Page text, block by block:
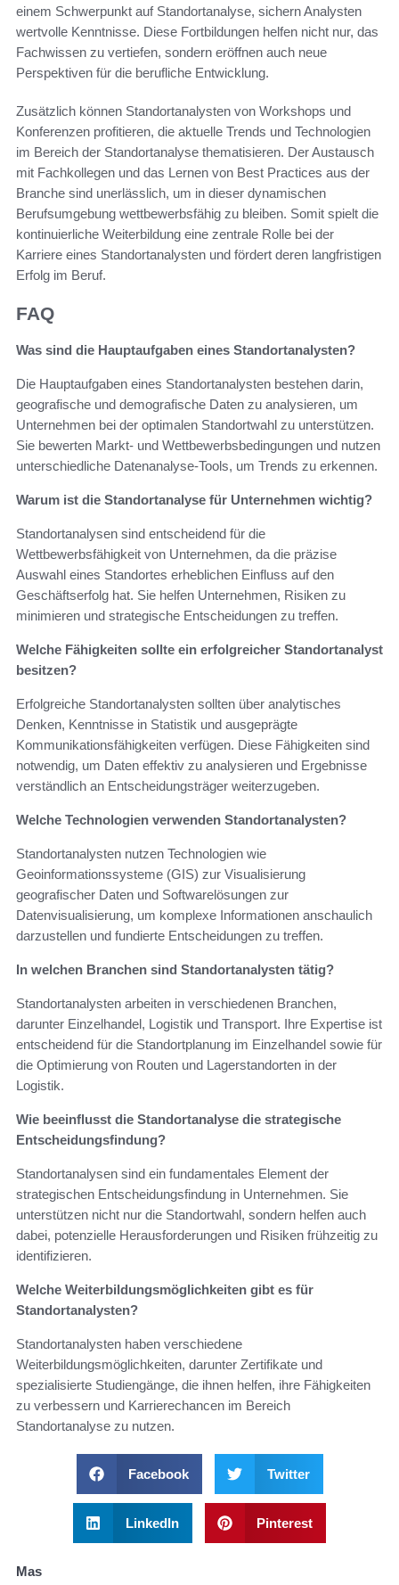
einem Schwerpunkt auf Standortanalyse, sichern Analysten
wertvolle Kenntnisse. Diese Fortbildungen helfen nicht nur, das
Fachwissen zu vertiefen, sondern eröffnen auch neue
Perspektiven für die berufliche Entwicklung.
Zusätzlich können Standortanalysten von Workshops und
Konferenzen profitieren, die aktuelle Trends und Technologien
im Bereich der Standortanalyse thematisieren. Der Austausch
mit Fachkollegen und das Lernen von Best Practices aus der
Branche sind unerlässlich, um in dieser dynamischen
Berufsumgebung wettbewerbsfähig zu bleiben. Somit spielt die
kontinuierliche Weiterbildung eine zentrale Rolle bei der
Karriere eines Standortanalysten und fördert deren langfristigen
Erfolg im Beruf.
FAQ
Was sind die Hauptaufgaben eines Standortanalysten?
Die Hauptaufgaben eines Standortanalysten bestehen darin,
geografische und demografische Daten zu analysieren, um
Unternehmen bei der optimalen Standortwahl zu unterstützen.
Sie bewerten Markt- und Wettbewerbsbedingungen und nutzen
unterschiedliche Datenanalyse-Tools, um Trends zu erkennen.
Warum ist die Standortanalyse für Unternehmen wichtig?
Standortanalysen sind entscheidend für die
Wettbewerbsfähigkeit von Unternehmen, da die präzise
Auswahl eines Standortes erheblichen Einfluss auf den
Geschäftserfolg hat. Sie helfen Unternehmen, Risiken zu
minimieren und strategische Entscheidungen zu treffen.
Welche Fähigkeiten sollte ein erfolgreicher Standortanalyst
besitzen?
Erfolgreiche Standortanalysten sollten über analytisches
Denken, Kenntnisse in Statistik und ausgeprägte
Kommunikationsfähigkeiten verfügen. Diese Fähigkeiten sind
notwendig, um Daten effektiv zu analysieren und Ergebnisse
verständlich an Entscheidungsträger weiterzugeben.
Welche Technologien verwenden Standortanalysten?
Standortanalysten nutzen Technologien wie
Geoinformationssysteme (GIS) zur Visualisierung
geografischer Daten und Softwarelösungen zur
Datenvisualisierung, um komplexe Informationen anschaulich
darzustellen und fundierte Entscheidungen zu treffen.
In welchen Branchen sind Standortanalysten tätig?
Standortanalysten arbeiten in verschiedenen Branchen,
darunter Einzelhandel, Logistik und Transport. Ihre Expertise ist
entscheidend für die Standortplanung im Einzelhandel sowie für
die Optimierung von Routen und Lagerstandorten in der
Logistik.
Wie beeinflusst die Standortanalyse die strategische
Entscheidungsfindung?
Standortanalysen sind ein fundamentales Element der
strategischen Entscheidungsfindung in Unternehmen. Sie
unterstützen nicht nur die Standortwahl, sondern helfen auch
dabei, potenzielle Herausforderungen und Risiken frühzeitig zu
identifizieren.
Welche Weiterbildungsmöglichkeiten gibt es für
Standortanalysten?
Standortanalysten haben verschiedene
Weiterbildungsmöglichkeiten, darunter Zertifikate und
spezialisierte Studiengänge, die ihnen helfen, ihre Fähigkeiten
zu verbessern und Karrierechancen im Bereich
Standortanalyse zu nutzen.
Facebook Twitter
LinkedIn Pinterest
Mas